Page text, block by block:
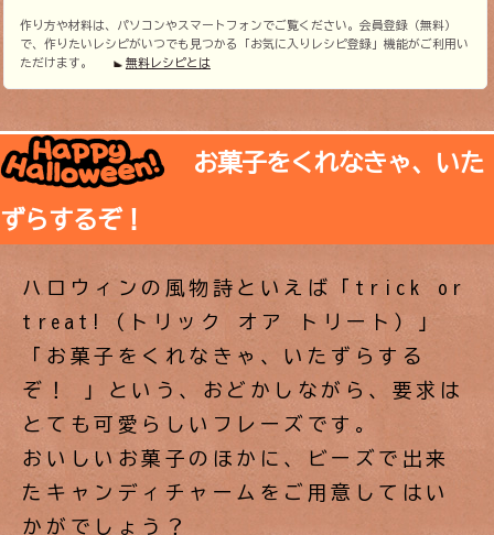
作り方や材料は、パソコンやスマートフォンでご覧ください。会員登録（無料）
で、作りたいレシピがいつでも見つかる「お気に入りレシピ登録」機能がご利用い
ただけます。
無料レシピとは
お菓子をくれなきゃ、いた
ずらするぞ！
ハロウィンの風物詩といえば「trick or
treat!（トリック オア トリート）」
「お菓子をくれなきゃ、いたずらする
ぞ！ 」という、おどかしながら、要求は
とても可愛らしいフレーズです。
おいしいお菓子のほかに、ビーズで出来
たキャンディチャームをご用意してはい
かがでしょう？